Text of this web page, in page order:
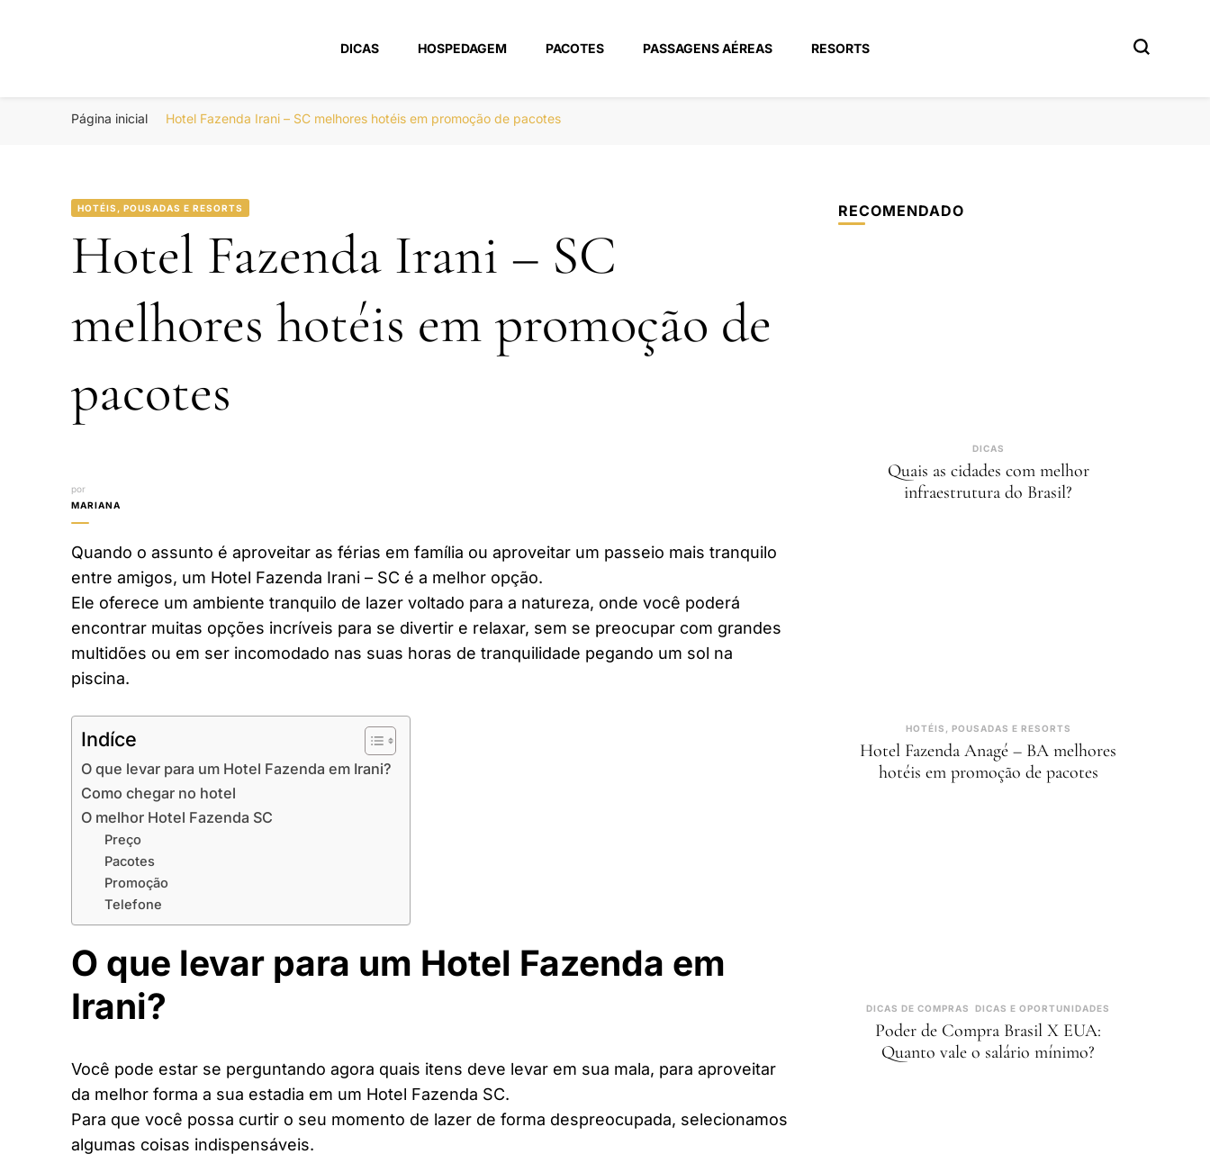
Portal Boa Viagem
DICAS HOSPEDAGEM PACOTES PASSAGENS AÉREAS RESORTS
Página inicial Hotel Fazenda Irani – SC melhores hotéis em promoção de pacotes
HOTÉIS, POUSADAS E RESORTS
Hotel Fazenda Irani – SC
melhores hotéis em promoção de
pacotes
por
MARIANA
Quando o assunto é aproveitar as férias em família ou aproveitar um passeio mais tranquilo
entre amigos, um Hotel Fazenda Irani – SC é a melhor opção.
Ele oferece um ambiente tranquilo de lazer voltado para a natureza, onde você poderá
encontrar muitas opções incríveis para se divertir e relaxar, sem se preocupar com grandes
multidões ou em ser incomodado nas suas horas de tranquilidade pegando um sol na
piscina.
Indíce
O que levar para um Hotel Fazenda em Irani?
Como chegar no hotel
O melhor Hotel Fazenda SC
Preço
Pacotes
Promoção
Telefone
O que levar para um Hotel Fazenda em
Irani?
Você pode estar se perguntando agora quais itens deve levar em sua mala, para aproveitar
da melhor forma a sua estadia em um Hotel Fazenda SC.
Para que você possa curtir o seu momento de lazer de forma despreocupada, selecionamos
algumas coisas indispensáveis.
RECOMENDADO
DICAS
Quais as cidades com melhor
infraestrutura do Brasil?
HOTÉIS, POUSADAS E RESORTS
Hotel Fazenda Anagé – BA melhores
hotéis em promoção de pacotes
DICAS DE COMPRAS DICAS E OPORTUNIDADES
Poder de Compra Brasil X EUA:
Quanto vale o salário mínimo?